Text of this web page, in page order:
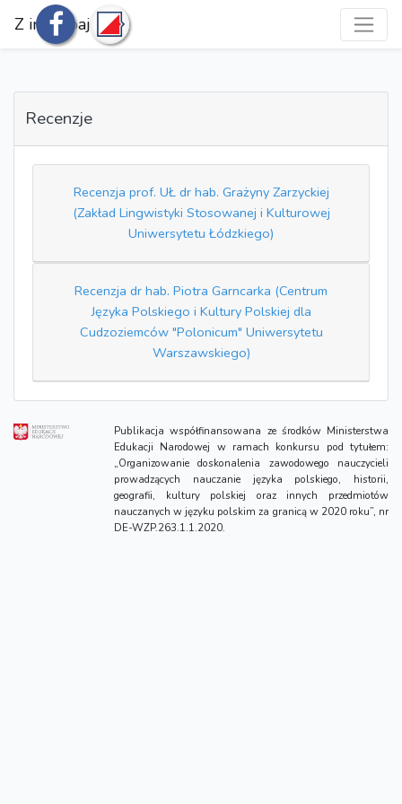
Z innej bajki
Recenzje
Recenzja prof. UŁ dr hab. Grażyny Zarzyckiej
(Zakład Lingwistyki Stosowanej i Kulturowej
Uniwersytetu Łódzkiego)
Recenzja dr hab. Piotra Garncarka (Centrum
Języka Polskiego i Kultury Polskiej dla
Cudzoziemców "Polonicum" Uniwersytetu
Warszawskiego)
Publikacja współfinansowana ze środków Ministerstwa
Edukacji Narodowej w ramach konkursu pod tytułem:
„Organizowanie doskonalenia zawodowego nauczycieli
prowadzących nauczanie języka polskiego, historii,
geografii, kultury polskiej oraz innych przedmiotów
nauczanych w języku polskim za granicą w 2020 roku”, nr
DE-WZP.263.1.1.2020.